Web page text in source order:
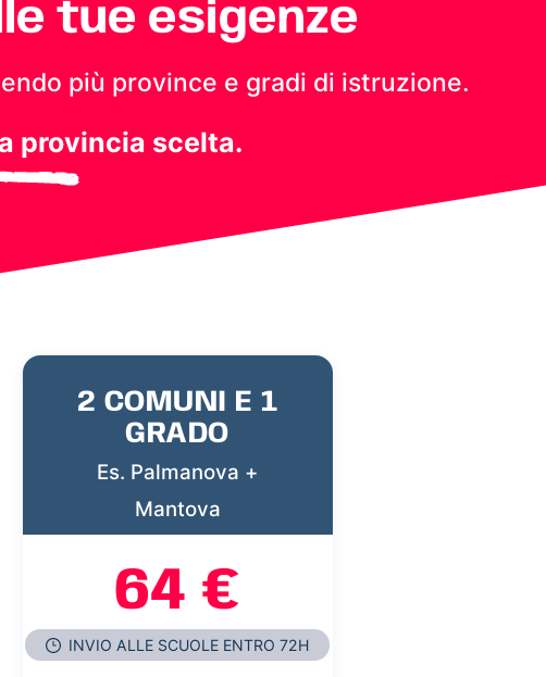
tue esigenze
più province e gradi di istruzione.
provincia scelta.
2 COMUNI E 1
GRADO
Es. Palmanova +
Mantova
64 €
INVIO ALLE SCUOLE ENTRO 72H